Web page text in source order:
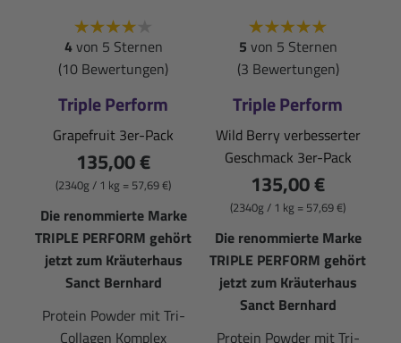
4von 5 Sternen
(10 Bewertungen)
Triple Perform
Grapefruit 3er-Pack
135,00 €
(2340g / 1 kg = 57,69 €)
Die renommierte Marke
TRIPLE PERFORM gehört
jetzt zum Kräuterhaus
Sanct Bernhard
Protein Powder mit Tri-
Collagen Komplex
5 von 5 Sternen
(3 Bewertungen)
Triple Perform
Wild Berry verbesserter
Geschmack 3er-Pack
135,00 €
(2340g / 1 kg = 57,69 €)
Die renommierte Marke
TRIPLE PERFORM gehört
jetzt zum Kräuterhaus
Sanct Bernhard
Protein Powder mit Tri-